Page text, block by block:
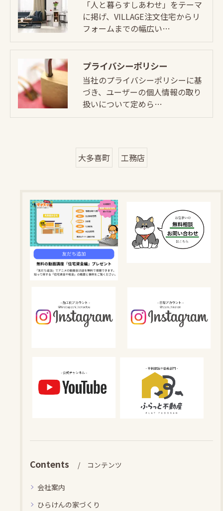
「人と暮らすしあわせ」をテーマ
に掲げ、VILLAGE注文住宅からリ
フォームまでの幅広い…
プライバシーポリシー
当社のプライバシーポリシーに基
づき、ユーザーの個人情報の取り
扱いについて定めら…
大多喜町 工務店
Contents コンテンツ
会社案内
ひらけんの家づくり